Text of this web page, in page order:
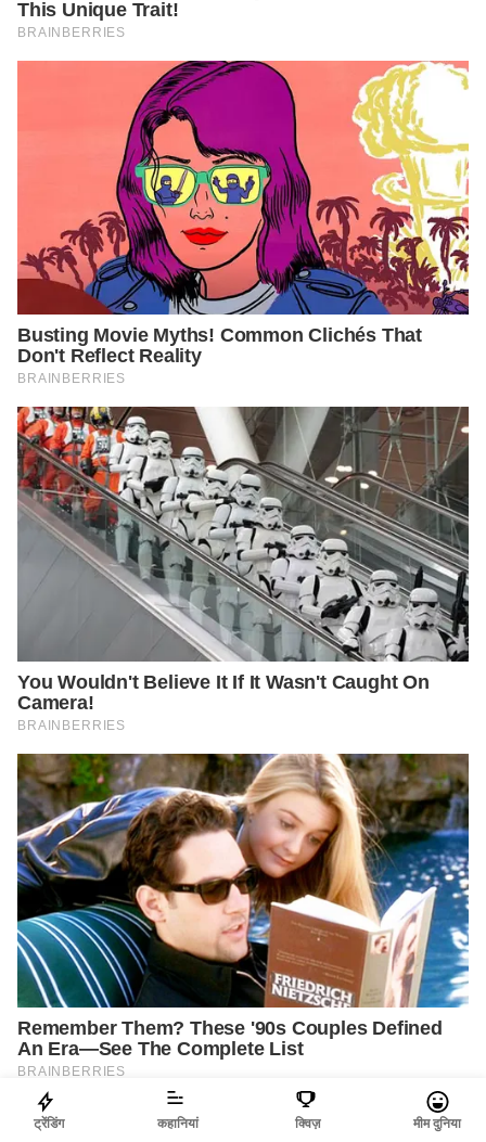
ट्रेंडिंग कहानियां क्विज़ मीम दुनिया